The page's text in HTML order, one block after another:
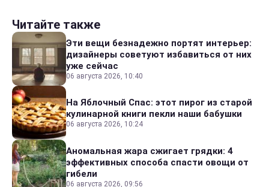
Читайте также
Эти вещи безнадежно портят интерьер:
дизайнеры советуют избавиться от них
уже сейчас
06 августа 2026, 10:40
На Яблочный Спас: этот пирог из старой
кулинарной книги пекли наши бабушки
06 августа 2026, 10:24
Аномальная жара сжигает грядки: 4
эффективных способа спасти овощи от
гибели
06 августа 2026, 09:56